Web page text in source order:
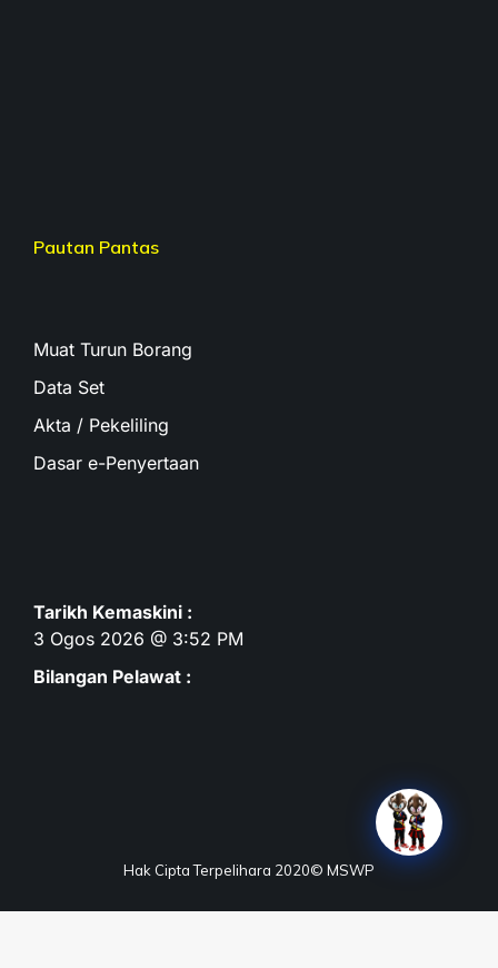
Pautan Pantas
Muat Turun Borang
Data Set
Akta / Pekeliling
Dasar e-Penyertaan
Tarikh Kemaskini :
3 Ogos 2026 @ 3:52 PM
Bilangan Pelawat :
Hak Cipta Terpelihara 2020© MSWP